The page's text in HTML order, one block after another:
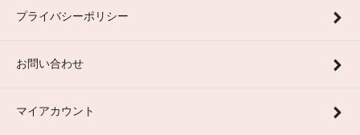
プライバシーポリシー
お問い合わせ
マイアカウント